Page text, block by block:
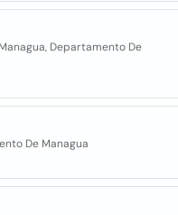
Departamento De
De Managua